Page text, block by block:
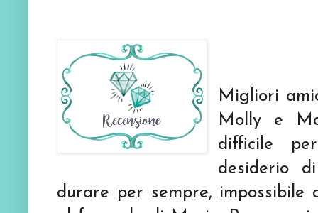
Migliori
Molly e
difficile
desiderio
durare per sempre,